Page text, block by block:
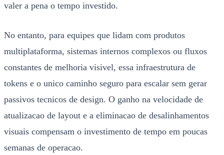
valer a pena o tempo investido.
No entanto, para equipes que lidam com produtos
multiplataforma, sistemas internos complexos ou fluxos
constantes de melhoria visivel, essa infraestrutura de
tokens e o unico caminho seguro para escalar sem gerar
passivos tecnicos de design. O ganho na velocidade de
atualizacao de layout e a eliminacao de desalinhamentos
visuais compensam o investimento de tempo em poucas
semanas de operacao.